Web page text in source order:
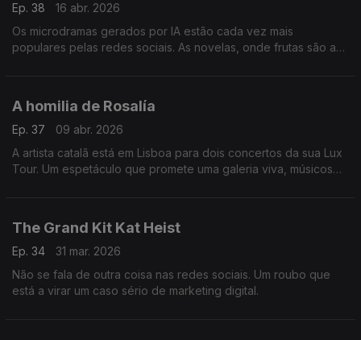
Ep. 38
16 abr. 2026
Os microdramas gerados por IA estão cada vez mais
populares pelas redes sociais. As novelas, onde frutas são as
A homilia de Rosalía
Ep. 37
09 abr. 2026
A artista catalã está em Lisboa para dois concertos da sua Lux
Tour. Um espetáculo que promete uma galeria viva, músicos
The Grand Kit Kat Heist
Ep. 34
31 mar. 2026
Não se fala de outra coisa nas redes sociais. Um roubo que
está a virar um caso sério de marketing digital.